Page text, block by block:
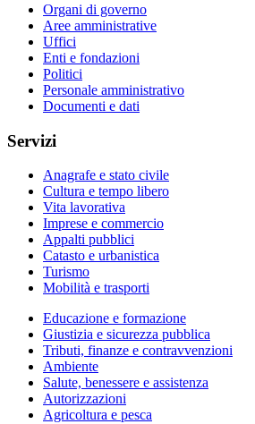
Organi di governo
Aree amministrative
Uffici
Enti e fondazioni
Politici
Personale amministrativo
Documenti e dati
Servizi
Anagrafe e stato civile
Cultura e tempo libero
Vita lavorativa
Imprese e commercio
Appalti pubblici
Catasto e urbanistica
Turismo
Mobilità e trasporti
Educazione e formazione
Giustizia e sicurezza pubblica
Tributi, finanze e contravvenzioni
Ambiente
Salute, benessere e assistenza
Autorizzazioni
Agricoltura e pesca